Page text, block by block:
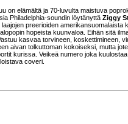
on elämältä ja 70-luvulta maistuva
Philadelphia-soundin löytänyttä Ziggy
preerioiden amerikansuomalaista
hopeista kuunvaloa. Eihän sitä
kasvaa torvineen, koskettimineen,
aivan tolkuttoman kokoiseksi, mutta
kurissa. Veikeä numero joka
coveri.